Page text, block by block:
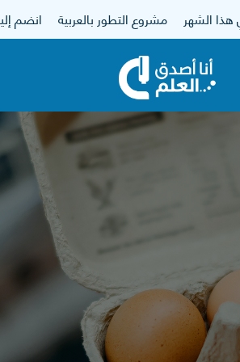
هذا الشهر مشروع التطور بالعربية انضم